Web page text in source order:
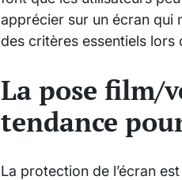
apprécier sur un écran qui
des critères essentiels lors
La pose film/
tendance
La protection de l’écran